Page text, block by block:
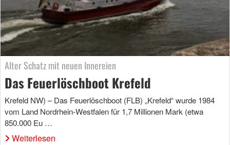
Alter Schatz mit neuen Innereien
Das Feuerlöschboot Krefeld
Krefeld NW) – Das Feuerlöschboot (FLB) „Krefeld“ wurde 1984
vom Land Nordrhein-Westfalen für 1,7 Millionen Mark (etwa
850.000 Eu …
Weiterlesen